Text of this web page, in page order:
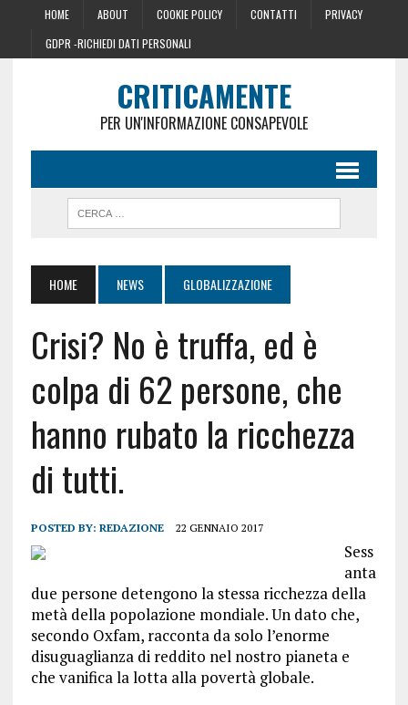
HOME ABOUT COOKIE POLICY CONTATTI
PRIVACY
GDPR -RICHIEDI DATI PERSONALI
CRITICAMENTE
PER UN'INFORMAZIONE CONSAPEVOLE
HOME NEWS GLOBALIZZAZIONE
Crisi? No è truffa, ed è
colpa di 62 persone, che
hanno rubato la ricchezza
di tutti.
POSTED BY: REDAZIONE 22 GENNAIO 2017
Sess
anta
due persone detengono la stessa ricchezza della
metà della popolazione mondiale. Un dato che,
secondo Oxfam, racconta da solo l’enorme
disuguaglianza di reddito nel nostro pianeta e
che vanifica la lotta alla povertà globale.